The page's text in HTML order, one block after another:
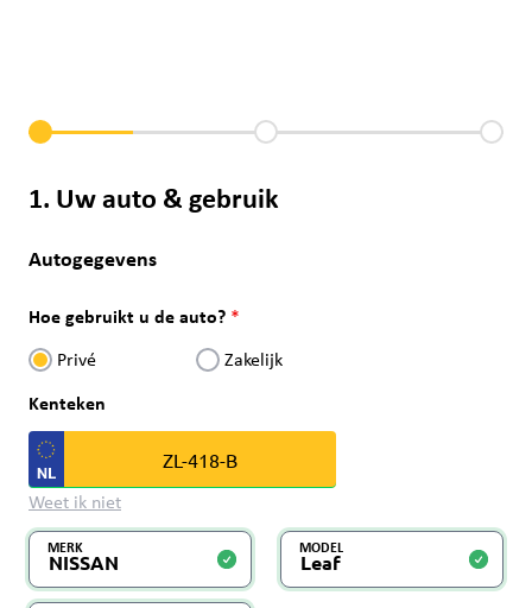
1. Uw auto & gebruik
Autogegevens
Hoe gebruikt u de auto?
Privé Zakelijk
Kenteken
Weet ik niet
MERK MODEL